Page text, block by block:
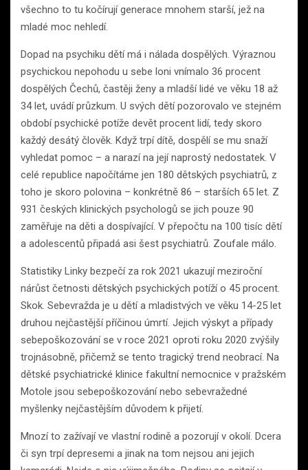
všechno to tu kočírují generace mnohem starší, jež na
mladé moc nehledí.
Dopad na psychiku dětí má i nálada dospělých. Výraznou
psychickou nepohodu u sebe loni vnímalo 36 procent
dospělých Čechů, častěji ženy a mladší lidé ve věku 18 až
34 let, uvádí průzkum. U svých dětí pozorovalo ve stejném
období psychické potíže devět procent lidí, tedy skoro
každý desátý člověk. Když trpí dítě, dospělí se mu snaží
vyhledat pomoc – a narazí na její naprostý nedostatek. V
celé republice napočítáme jen 180 dětských psychiatrů, z
toho je skoro polovina – konkrétně 86 – starších 65 let. Z
931 českých klinických psychologů se jich pouze 90
zaměřuje na děti a dospívající. V přepočtu na 100 tisíc dětí
a adolescentů připadá asi šest psychiatrů. Zoufale málo.
Statistiky Linky bezpečí za rok 2021 ukazují meziroční
nárůst četnosti dětských psychických potíží o 45 procent.
Skok. Sebevražda je u dětí a mladistvých ve věku 14-25 let
druhou nejčastější příčinou úmrtí. Jejich výskyt a případy
sebepoškozování se v roce 2021 oproti roku 2020 zvýšily
trojnásobně, přičemž se tento tragický trend neobrací. Na
dětské psychiatrické klinice fakultní nemocnice v pražském
Motole jsou sebepoškozování nebo sebevražedné
myšlenky nejčastějším důvodem k přijetí.
Mnozí to zažívají ve vlastní rodině a pozorují v okolí. Dcera
či syn trpí depresemi a jinak na tom nejsou ani jejich